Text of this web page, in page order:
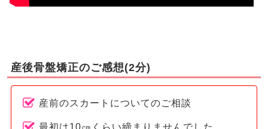
産後骨盤矯正のご感想(2分)
産前のスカートについてのご相談
最初は10㎝くらい締まりませんでした